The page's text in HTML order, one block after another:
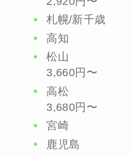
札幌/新千歳
高知
松山
3,660円〜
高松
3,680円〜
宮崎
鹿児島